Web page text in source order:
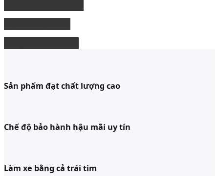
Sản phẩm đạt chất lượng cao
Chế độ bảo hành hậu mãi uy tín
Làm xe bằng cả trái tim